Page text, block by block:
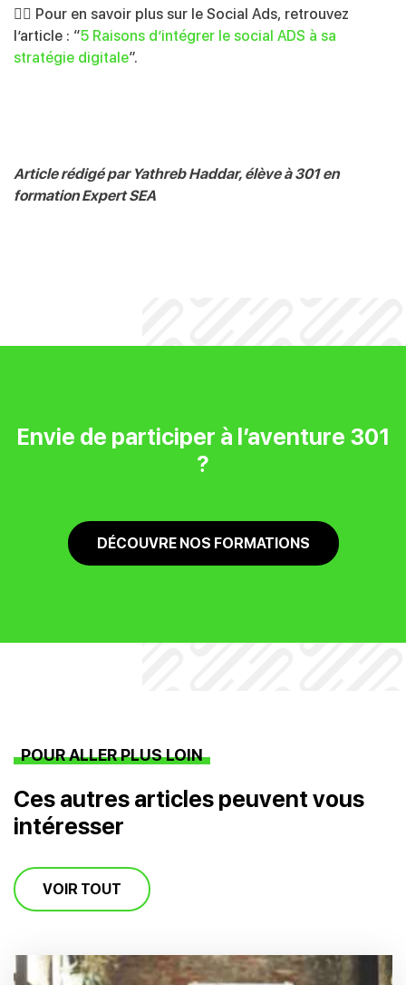
👉🏻 Pour en savoir plus sur le Social Ads, retrouvez
l’article : “5 Raisons d’intégrer le social ADS à sa
stratégie digitale”.
Article rédigé par Yathreb Haddar, élève à 301 en
formation Expert SEA
Envie de participer à l’aventure 301
?
DÉCOUVRE NOS FORMATIONS
POUR ALLER PLUS LOIN
Ces autres articles peuvent vous
intéresser
VOIR TOUT